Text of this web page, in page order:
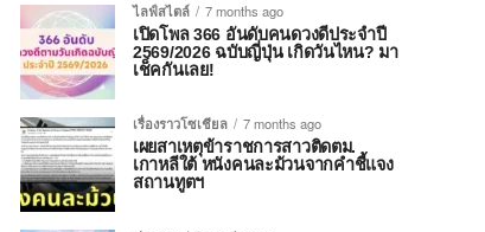
ไลฟ์สไตล์
7 months ago
เปิดโพล 366 อันดับคนดวงดีประจำปี
2569/2026 ฉบับญี่ปุ่น เกิดวันไหน? มา
เช็คกันเลย!
เรื่องราวโซเชียล
7 months ago
เผยสาเหตุข้าราชการสาวติดตม.
เกาหลีใต้ หนังคนละม้วนจากคำชี้แจง
สถานทูตฯ